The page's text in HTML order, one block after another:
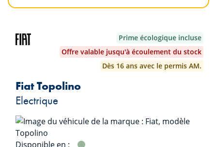
Prime écologique incluse
Offre valable jusqu'à écoulement du stock
Dès 16 ans avec le permis AM.
Fiat Topolino
Electrique
Disponible en :